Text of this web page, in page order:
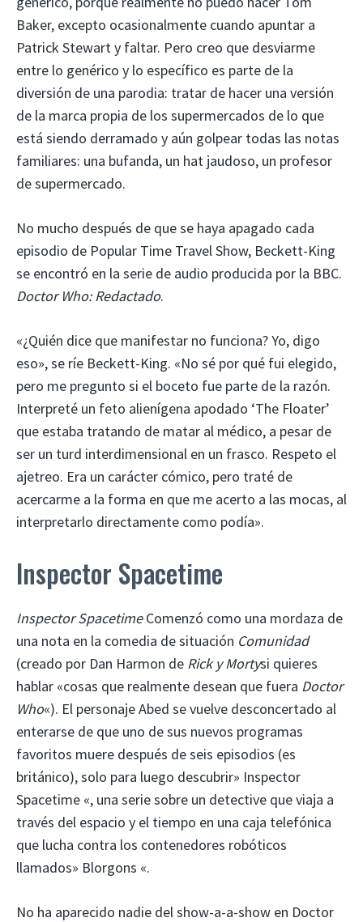
Baker, excepto ocasionalmente cuando apuntar a
Patrick Stewart y faltar. Pero creo que desviarme
entre lo genérico y lo específico es parte de la
diversión de una parodia: tratar de hacer una versión
de la marca propia de los supermercados de lo que
está siendo derramado y aún golpear todas las notas
familiares: una bufanda, un hat jaudoso, un profesor
de supermercado.
No mucho después de que se haya apagado cada
episodio de Popular Time Travel Show, Beckett-King
se encontró en la serie de audio producida por la BBC.
Doctor Who: Redactado.
«¿Quién dice que manifestar no funciona? Yo, digo
eso», se ríe Beckett-King. «No sé por qué fui elegido,
pero me pregunto si el boceto fue parte de la razón.
Interpreté un feto alienígena apodado ‘The Floater’
que estaba tratando de matar al médico, a pesar de
ser un turd interdimensional en un frasco. Respeto el
ajetreo. Era un carácter cómico, pero traté de
acercarme a la forma en que me acerto a las mocas, al
interpretarlo directamente como podía».
Inspector Spacetime
Inspector SpacetimeComenzó como una mordaza de
una nota en la comedia de situación Comunidad
(creado por Dan Harmon de Rick y Mortysi quieres
hablar «cosas que realmente desean que fuera Doctor
Who«). El personaje Abed se vuelve desconcertado al
enterarse de que uno de sus nuevos programas
favoritos muere después de seis episodios (es
británico), solo para luego descubrir» Inspector
Spacetime «, una serie sobre un detective que viaja a
través del espacio y el tiempo en una caja telefónica
que lucha contra los contenedores robóticos
llamados» Blorgons «.
No ha aparecido nadie del show-a-a-show en Doctor